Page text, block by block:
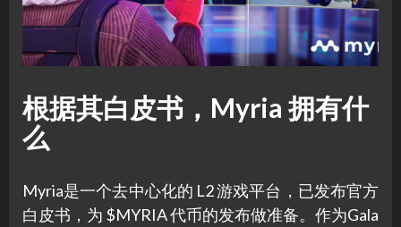
根据其白皮书，Myria 拥有什
么
Myria是一个去中心化的 L2 游戏平台，已发布官方
白皮书，为 $MYRIA 代币的发布做准备。作为Gala